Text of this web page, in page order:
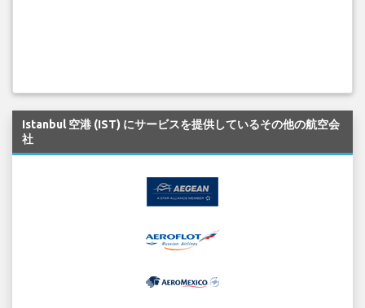
Istanbul 空港 (IST) にサービスを提供しているその他の航空会
社